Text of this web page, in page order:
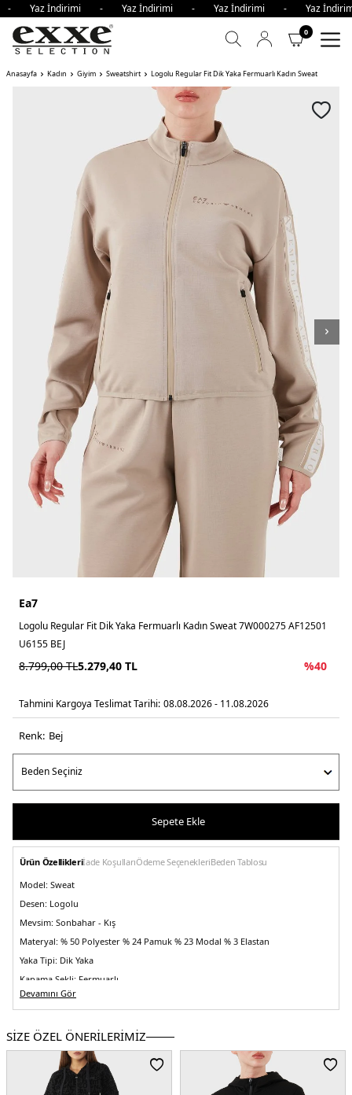
Yaz İndirimi - Yaz İndirimi - Yaz İndirimi - Yaz
0
Anasayfa Kadın Giyim Sweatshirt Logolu Regular Fit Dik Yaka Fermuarlı Kadın Sweat
Ea7
Logolu Regular Fit Dik Yaka Fermuarlı Kadın Sweat 7W000275 AF12501
U6155 BEJ
8.799,00TL5.279,40 TL %40
Tahmini Kargoya Teslimat Tarihi: 08.08.2026 - 11.08.2026
Renk: bej
Sepete Ekle
Ürün Özellikleriİade KoşullarıÖdeme SeçenekleriBeden Tablosu
Model: Sweat
Desen: Logolu
Mevsim: Sonbahar - Kış
Materyal: % 50 Polyester % 24 Pamuk % 23 Modal % 3 Elastan
Yaka Tipi: Dik Yaka
Kapama Şekli: Fermuarlı
Kol Tipi:Uzun Kol
Kalıp Bilgisi:Regular Fit
Manken Bedeni:Boy : 1.80 cm / Göğüs : 83 cm / Bel : 60 cm / Basen : 90 cm /
Beden : S
Menşei: Çin
Devamını Gör
SİZE ÖZEL ÖNERİLERİMİZ